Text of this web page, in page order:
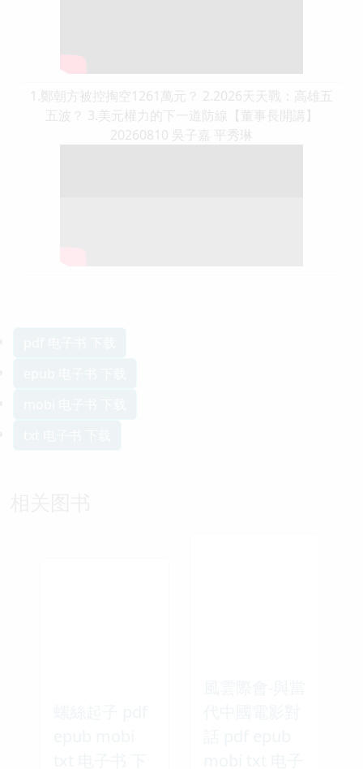
1.鄭朝方被控掏空1261萬元？ 2.2026天天戰：高雄五
五波？ 3.美元權力的下一道防線【董事長開講】
20260810 吳子嘉 平秀琳